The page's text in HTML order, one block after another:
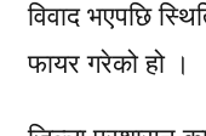
विवाद भएपछि
फायर गरेको हो ।